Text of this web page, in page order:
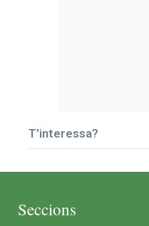
T’interessa?
Seccions